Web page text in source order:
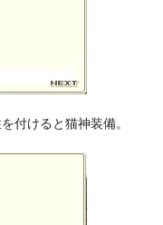
付けると猫神装備。